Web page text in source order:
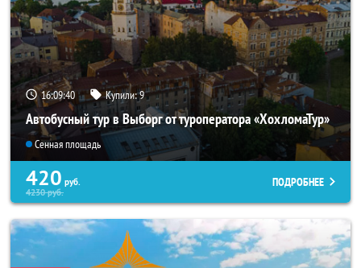
16:09:39 Купили:9
Автобусный тур в Выборг от туроператора «ХохломаТур»
Сенная площадь
420 руб.
4230руб.
ПОДРОБНЕЕ